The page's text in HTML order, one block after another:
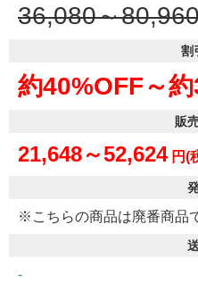
36,080～
割
約40%OFF～
販
21,648～52,624 円(
※こちらの商品は廃番商品
-